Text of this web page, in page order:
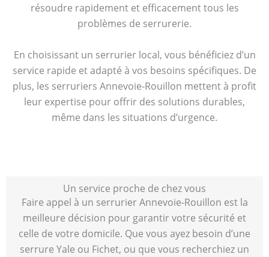
résoudre rapidement et efficacement tous les
problèmes de serrurerie.
En choisissant un serrurier local, vous bénéficiez d’un
service rapide et adapté à vos besoins spécifiques. De
plus, les serruriers Annevoie-Rouillon mettent à profit
leur expertise pour offrir des solutions durables,
même dans les situations d’urgence.
Un service proche de chez vous
Faire appel à un serrurier Annevoie-Rouillon est la
meilleure décision pour garantir votre sécurité et
celle de votre domicile. Que vous ayez besoin d’une
serrure Yale ou Fichet, ou que vous recherchiez un